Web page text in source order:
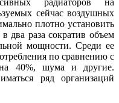
сейчас воздушных
плотно установить
два раза сократив объем
мощности. Среди ее
по сравнению с
40%, шума и другие.
ряд организаций